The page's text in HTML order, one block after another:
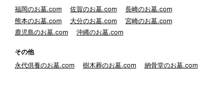
福岡のお墓.com
佐賀のお墓.com
長崎のお墓.com
熊本のお墓.com
大分のお墓.com
宮崎のお墓.com
鹿児島のお墓.com
沖縄のお墓.com
その他
永代供養のお墓.com
樹木葬のお墓.com 納骨堂のお墓.com